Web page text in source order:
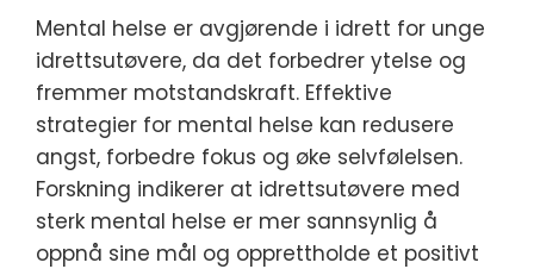
Mental helse er avgjørende i idrett for unge
idrettsutøvere, da det forbedrer ytelse og
fremmer motstandskraft. Effektive
strategier for mental helse kan redusere
angst, forbedre fokus og øke selvfølelsen.
Forskning indikerer at idrettsutøvere med
sterk mental helse er mer sannsynlig å
oppnå sine mål og opprettholde et positivt